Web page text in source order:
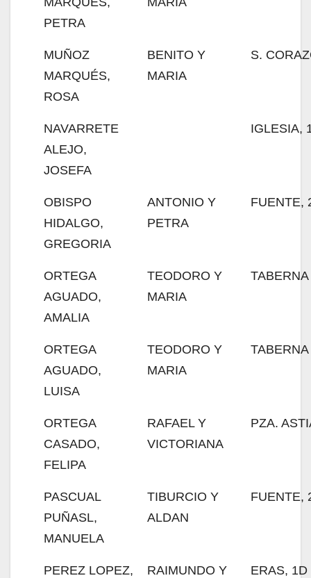
PETRA
MUÑOZ
MARQUÉS,
ROSA
BENITO Y
MARIA
S.
NAVARRETE
ALEJO,
JOSEFA
IGLESIA,
OBISPO
HIDALGO,
GREGORIA
ANTONIO Y
PETRA
FUENTE,
ORTEGA
AGUADO,
AMALIA
TEODORO Y
MARIA
TABERNA
ORTEGA
AGUADO,
LUISA
TEODORO Y
MARIA
TABERNA
ORTEGA
CASADO,
FELIPA
RAFAEL Y
VICTORIANA
PZA.
PASCUAL
PUÑASL,
MANUELA
TIBURCIO Y
ALDAN
FUENTE,
PEREZ LOPEZ,
RAIMUNDO Y
ERAS, 1D